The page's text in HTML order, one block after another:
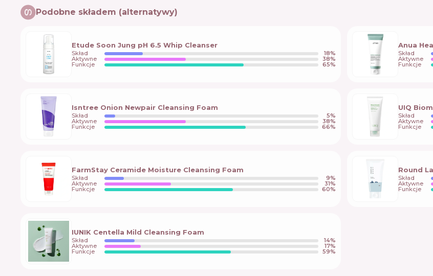
Podobne składem (alternatywy)
Etude Soon Jung pH 6.5 Whip Cleanser
Skład 18%
Aktywne 38%
Funkcje 65%
Anua
Skład
Aktywne
Funkcje
Isntree Onion Newpair Cleansing Foam
Skład 5%
Aktywne 38%
Funkcje 66%
UIQ
Skład
Aktywne
Funkcje
FarmStay Ceramide Moisture Cleansing Foam
Skład 9%
Aktywne 31%
Funkcje 60%
Round
Skład
Aktywne
Funkcje
IUNIK Centella Mild Cleansing Foam
Skład 14%
Aktywne 17%
Funkcje 59%